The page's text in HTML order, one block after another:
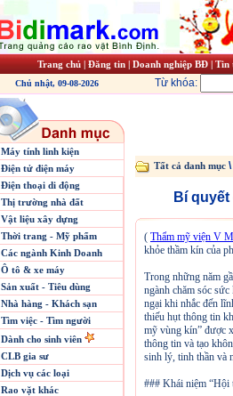
Trang chủ|Đăng tin|Doanh nghiệp BĐ|Tin
Chủ nhật, 09-08-2026 Từ khóa:
Máy tính linh kiện
Điện tử điện máy
Điện thoại di động
Thị trường nhà đất
Vật liệu xây dựng
Thời trang - Mỹ phẩm
Các ngành Kinh Doanh
Ô tô & xe máy
Sản xuất - Tiêu dùng
Nhà hàng - Khách sạn
Tìm việc - Tìm người
Dành cho sinh viên
CLB gia sư
Dịch vụ các loại
Rao vặt khác
Tất cả danh mục \
Bí
( Thẩm mỹ viện V
khỏe thầm kín của
Trong những năm
ngành chăm sóc
ngại khi nhắc đến
thiếu hụt thông tin
mỹ vùng kín” được
thông tin và tạo
sinh lý, tinh thần và
### Khái niệm “Hội